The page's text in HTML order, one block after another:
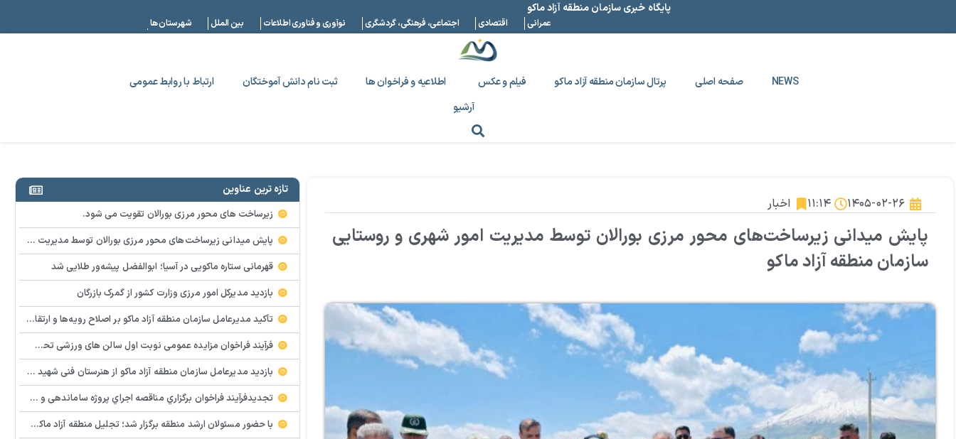
پایگاه خبری سازمان منطقه آزاد ماکو
عمرانی اقتصادی اجتماعی، فرهنگی، گردشگری نوآوری و فناوری اطلاعات بین الملل شهرستان ها
NEWS صفحه اصلی پرتال سازمان منطقه آزاد ماکو فیلم و عکس اطلاعیه و فراخوان ها ثبت نام دانش آموختگان
ارتباط با روابط عمومی
آرشیو
۱۴۰۵-۰۲-۲۶ ۱۱:۱۴ اخبار
پایش میدانی زیرساخت‌های محور مرزی بورالان توسط مدیریت امور شهری و روستایی
سازمان منطقه آزاد ماکو ‌
تازه ترین عناوین
زیرساخت های محور مرزی بورالان تقویت می شود.
پایش میدانی زیرساخت‌های محور مرزی بورالان توسط مدیریت امور شهری و روستایی سازمان منطقه آزاد ماکو ‌
قهرمانی ستاره ماکویی در آسیا؛ ابوالفضل پیشه‌ور طلایی شد
بازدید مدیرکل امور مرزی وزارت کشور از گمرک بازرگان
تأکید مدیرعامل سازمان منطقه آزاد ماکو بر اصلاح رویه‌ها و ارتقای جایگاه مرز بازرگان
فرآيند فراخوان مزایده عمومي نوبت اول سالن های ورزشی تحت اختیار منطقه آزاد ماکو در شهرهای بازرگان – شوط و پلدشت
بازدید مدیرعامل سازمان منطقه آزاد ماکو از هنرستان فنی شهید پیر احمدی؛ بررسی میدانی مشکلات و موانع آموزشی
تجدیدفرآيند فراخوان برگزاري مناقصه اجراي پروژه ساماندهي و زيباسازي بلوار پليس راه ماكو
با حضور مسئولان ارشد منطقه برگزار شد؛ تجلیل منطقه آزاد ماکو از معلمان نمونه و تأکید بر هوشمندسازی مدارس